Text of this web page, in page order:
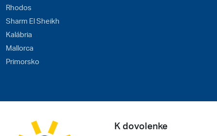
Rhodos
Sharm El Sheikh
Kalábria
Mallorca
Primorsko
K dovolenke